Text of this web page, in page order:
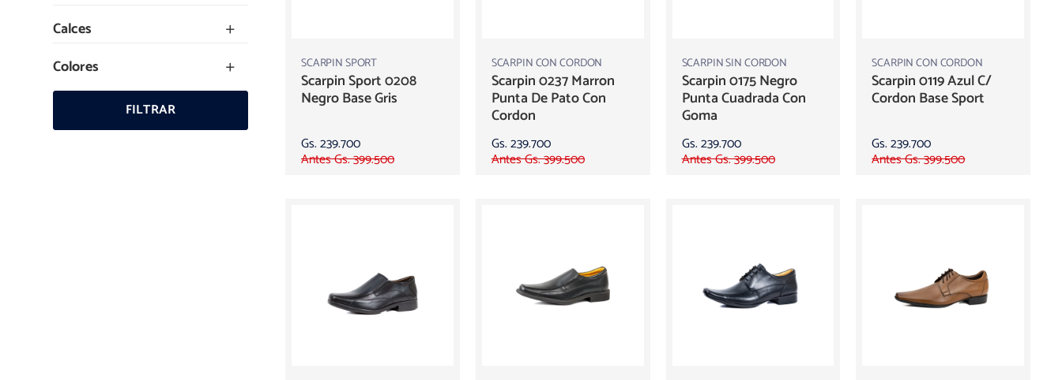
SCARPIN SPORT
Scarpin Sport 0208
Negro Base Gris
Gs. 239.700
Antes Gs. 399.500
SCARPIN CON CORDON
Scarpin 0237 Marron
Punta De Pato Con
Cordon
Gs. 239.700
Antes Gs. 399.500
SCARPIN SIN CORDON
Scarpin 0175 Negro
Punta Cuadrada Con
Goma
Gs. 239.700
Antes Gs. 399.500
SCARPIN CON CORDON
Scarpin 0119 Azul C/
Cordon Base Sport
Gs. 239.700
Antes Gs. 399.500
Calces
Colores
FILTRAR